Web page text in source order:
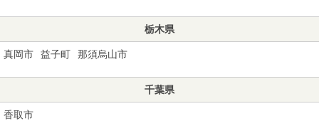
栃木県
真岡市 益子町 那須烏山市
千葉県
香取市